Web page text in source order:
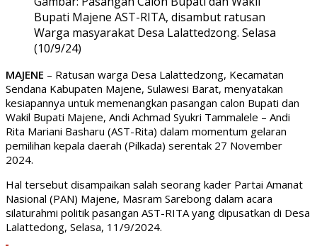
Bupati Majene AST-RITA, disambut ratusan
Warga masyarakat Desa Lalattedzong. Selasa
(10/9/24)
MAJENE – Ratusan warga Desa Lalattedzong, Kecamatan
Sendana Kabupaten Majene, Sulawesi Barat, menyatakan
kesiapannya untuk memenangkan pasangan calon Bupati dan
Wakil Bupati Majene, Andi Achmad Syukri Tammalele – Andi
Rita Mariani Basharu (AST-Rita) dalam momentum gelaran
pemilihan kepala daerah (Pilkada) serentak 27 November
2024.
Hal tersebut disampaikan salah seorang kader Partai Amanat
Nasional (PAN) Majene, Masram Sarebong dalam acara
silaturahmi politik pasangan AST-RITA yang dipusatkan di Desa
Lalattedong, Selasa, 11/9/2024.